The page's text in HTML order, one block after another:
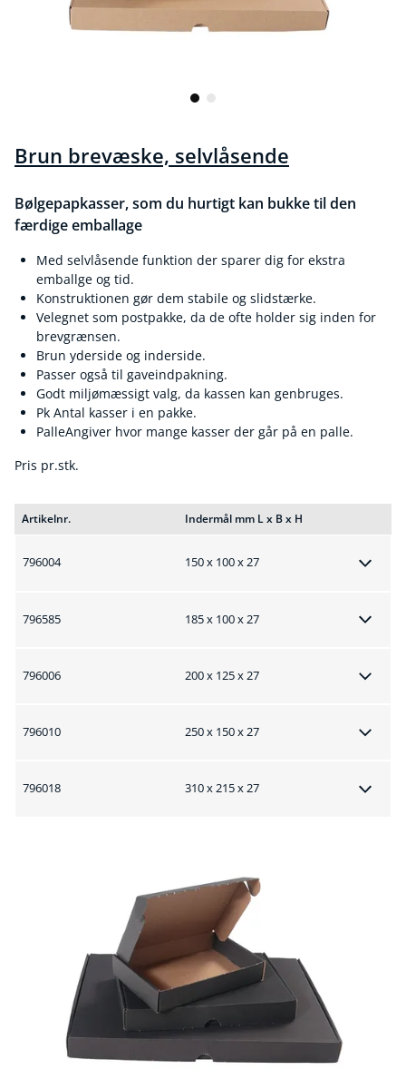
Brun brevæske, selvlåsende
Bølgepapkasser, som du hurtigt kan bukke til den
færdige emballage
Med selvlåsende funktion der sparer dig for ekstra
emballge og tid.
Konstruktionen gør dem stabile og slidstærke.
Velegnet som postpakke, da de ofte holder sig inden for
brevgrænsen.
Brun yderside og inderside.
Passer også til gaveindpakning.
Godt miljømæssigt valg, da kassen kan genbruges.
Pk Antal kasser i en pakke.
PalleAngiver hvor mange kasser der går på en palle.
Pris pr.stk.
Artikelnr. Indermål mm L x B x H
796004 150 x 100 x 27
796585 185 x 100 x 27
796006 200 x 125 x 27
796010 250 x 150 x 27
796018 310 x 215 x 27